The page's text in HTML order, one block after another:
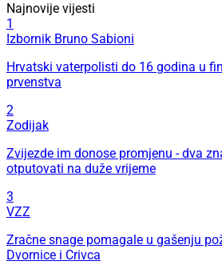
Najnovije vijesti
1
Izbornik Bruno Sabioni
Hrvatski vaterpolisti do 16 godina u
prvenstva
2
Zodijak
Zvijezde im donose promjenu - dva
otputovati na duže vrijeme
3
VZZ
Zračne snage pomagale u gašenju
Dvornice i Crivca